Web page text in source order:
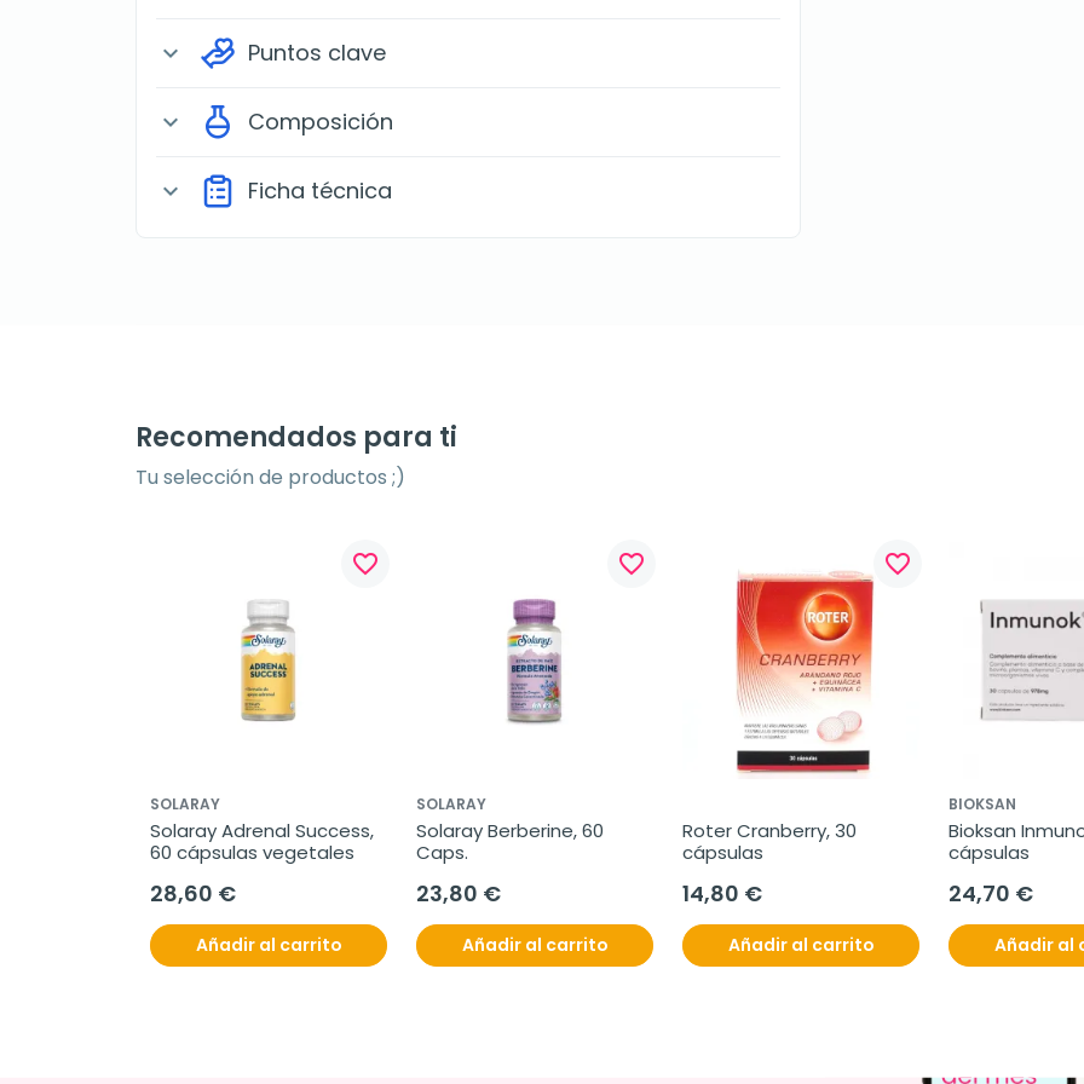
expand_more Puntos clave
expand_more Composición
expand_more Ficha técnica
Recomendados para ti
Tu selección de productos ;)
favorite_border
SOLARAY
Solaray Adrenal Success,
60 cápsulas vegetales
28,60 €
Añadir al carrito
favorite_border
SOLARAY
Solaray Berberine, 60
Caps.
23,80 €
Añadir al carrito
favorite_border
Roter Cranberry, 30
cápsulas
14,80 €
Añadir al carrito
BIOKSAN
Bioksan
cápsulas
24,70 €
Añadir al